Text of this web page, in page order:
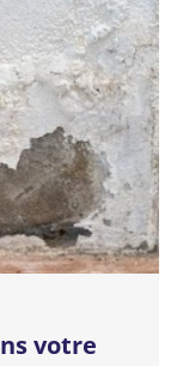
votre